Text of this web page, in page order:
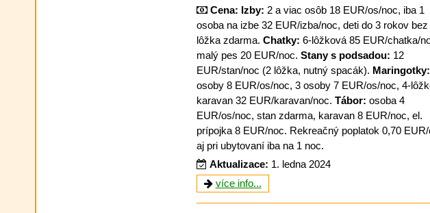
Cena: Izby: 2 a viac osôb 18 EUR/os/noc, iba 1
osoba na izbe 32 EUR/izba/noc, deti do 3 rokov bez
lôžka zdarma. Chatky: 6-lôžková 85 EUR/chatka/
malý pes 20 EUR/noc. Stany s podsadou: 12
EUR/stan/noc (2 lôžka, nutný spacák). Maringotky:
osoby 8 EUR/os/noc, 3 osoby 7 EUR/os/noc, 4-
karavan 32 EUR/karavan/noc. Tábor: osoba 4
EUR/os/noc, stan zdarma, karavan 8 EUR/noc, el.
prípojka 8 EUR/noc. Rekreačný poplatok 0,70
aj pri ubytovaní iba na 1 noc.
Aktualizace: 1. ledna 2024
více info...